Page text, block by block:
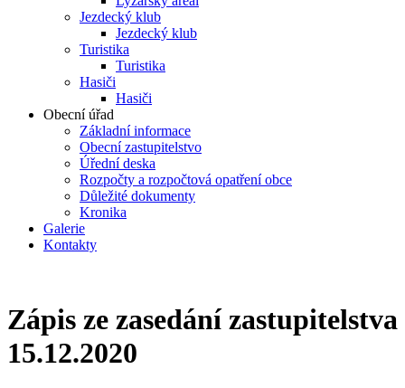
Jezdecký klub
Jezdecký klub
Turistika
Turistika
Hasiči
Hasiči
Obecní úřad
Základní informace
Obecní zastupitelstvo
Úřední deska
Rozpočty a rozpočtová opatření obce
Důležité dokumenty
Kronika
Galerie
Kontakty
Zápis ze zasedání zastupitelstva
15.12.2020